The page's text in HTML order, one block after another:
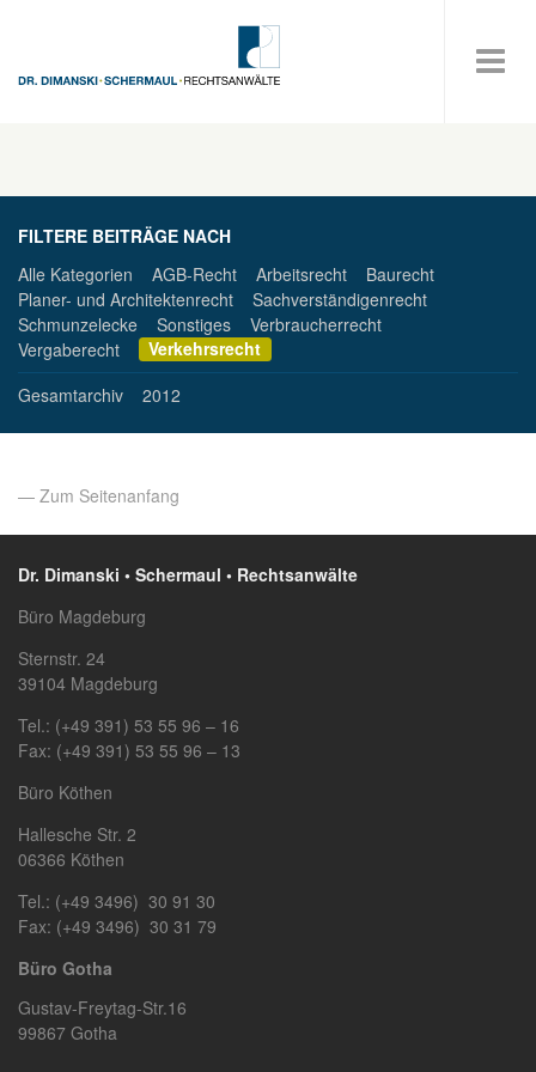
FILTERE BEITRÄGE NACH
Alle Kategorien
AGB-Recht Arbeitsrecht
Baurecht
Planer- und Architektenrecht
Sachverständigenrecht
Schmunzelecke
Sonstiges
Verbraucherrecht
Vergaberecht
Verkehrsrecht
Gesamtarchiv
2012
— Zum Seitenanfang
Dr. Dimanski • Schermaul • Rechtsanwälte
Büro Magdeburg
Sternstr. 24
39104 Magdeburg
Tel.: (+49 391) 53 55 96 – 16
Fax: (+49 391) 53 55 96 – 13
Büro Köthen
Hallesche Str. 2
06366 Köthen
Tel.: (+49 3496) 30 91 30
Fax: (+49 3496) 30 31 79
Büro Gotha
Gustav-Freytag-Str.16
99867 Gotha